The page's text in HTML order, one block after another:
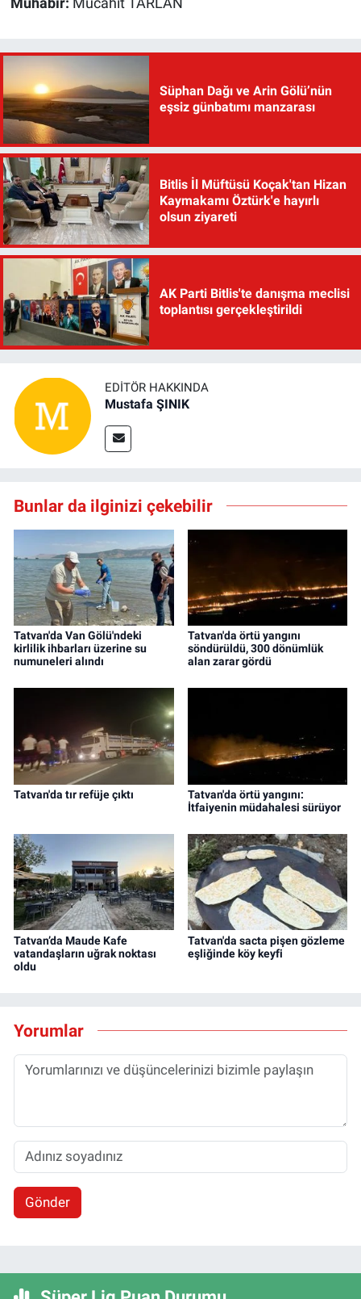
Muhabir: Mücahit TARLAN
Süphan Dağı ve Arin Gölü’nün
eşsiz günbatımı manzarası
Bitlis İl Müftüsü Koçak'tan Hizan
Kaymakamı Öztürk'e hayırlı
olsun ziyareti
AK Parti Bitlis'te danışma meclisi
toplantısı gerçekleştirildi
EDITÖR HAKKINDA
Mustafa ŞINIK
Bunlar da ilginizi çekebilir
Tatvan'da Van Gölü'ndeki
kirlilik ihbarları üzerine su
numuneleri alındı
Tatvan'da örtü yangını
söndürüldü, 300 dönümlük
alan zarar gördü
Tatvan'da tır refüje çıktı
Tatvan'da örtü yangını:
İtfaiyenin müdahalesi sürüyor
Tatvan’da Maude Kafe
vatandaşların uğrak noktası
oldu
Tatvan'da sacta pişen gözleme
eşliğinde köy keyfi
Yorumlar
Gönder